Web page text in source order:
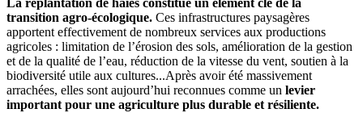
La replantation de haies constitue un élément clé de la
transition agro-écologique. Ces infrastructures paysagères
apportent effectivement de nombreux services aux productions
agricoles : limitation de l’érosion des sols, amélioration de la gestion
et de la qualité de l’eau, réduction de la vitesse du vent, soutien à la
biodiversité utile aux cultures...Après avoir été massivement
arrachées, elles sont aujourd’hui reconnues comme un levier
important pour une agriculture plus durable et résiliente.